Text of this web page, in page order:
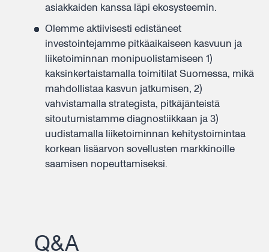
asiakkaiden kanssa läpi ekosysteemin.
Olemme aktiivisesti edistäneet
investointejamme pitkäaikaiseen kasvuun ja
liiketoiminnan monipuolistamiseen 1)
kaksinkertaistamalla toimitilat Suomessa, mikä
mahdollistaa kasvun jatkumisen, 2)
vahvistamalla strategista, pitkäjänteistä
sitoutumistamme diagnostiikkaan ja 3)
uudistamalla liiketoiminnan kehitystoimintaa
korkean lisäarvon sovellusten markkinoille
saamisen nopeuttamiseksi.
Q&A